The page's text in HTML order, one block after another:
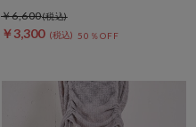
￥3,300 50％OFF
￥6,600